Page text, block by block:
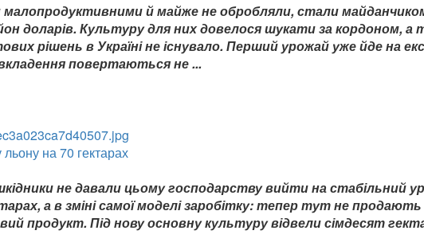
малопродуктивними й майже не обробляли, стали
доларів. Культуру для них довелося шукати за кордоном, а
рішень в Україні не існувало. Перший урожай уже йде на
повертаються не ...
на 70 гектарах
не давали цьому господарству вийти на стабільний
а в зміні самої моделі заробітку: тепер тут не продають
продукт. Під нову основну культуру відвели сімдесят